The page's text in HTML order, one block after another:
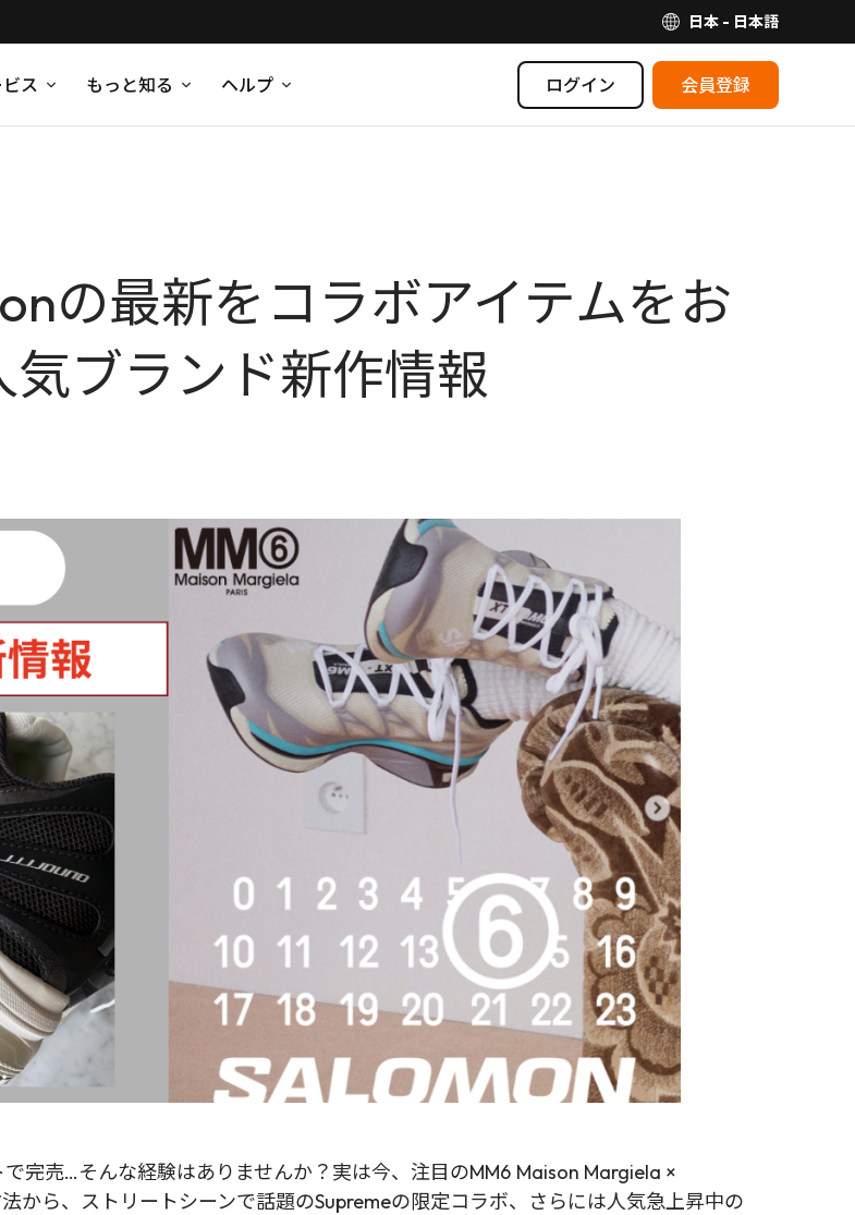
日本 - 日本語
ス もっと知る ヘルプ ログイン 会員登録
の最新をコラボアイテムをお
ブランド新作情報
完売…そんな経験はありませんか？実は今、注目のMM6 Maison Margiela ×
から、ストリートシーンで話題のSupremeの限定コラボ、さらには人気急上昇中の